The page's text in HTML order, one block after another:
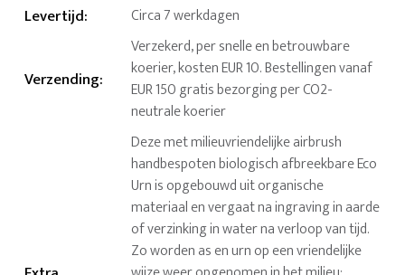
Levertijd: Circa 7 werkdagen
Verzending:
Verzekerd, per snelle en betrouwbare
koerier, kosten EUR 10. Bestellingen vanaf
EUR 150 gratis bezorging per CO2-
neutrale koerier
Deze met milieuvriendelijke airbrush
handbespoten biologisch afbreekbare Eco
Urn is opgebouwd uit organische
materiaal en vergaat na ingraving in aarde
of verzinking in water na verloop van tijd.
Zo worden as en urn op een vriendelijke